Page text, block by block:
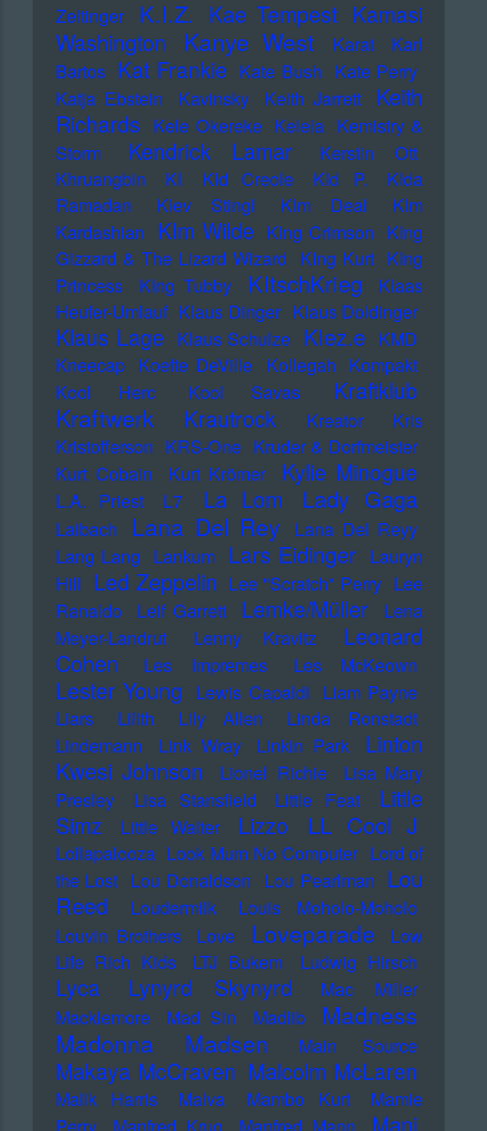
Zeltinger
K.I.Z. Kae Tempest Kamasi
Washington
Kanye West Karat
Karl
Bartos Kat Frankie Kate Bush Kate Perry
Katja Ebstein
Kavinsky Keith Jarrett
Keith
Richards Kele Okereke Kelela Kemistry &
Storm
Kendrick Lamar
Kerstin Ott
Khruangbin
KI KId Creole KId P.
KIda
Ramadan
KIev Stingl KIm Deal
KIm
Kardashian KIm Wilde KIng Crimson KIng
Gizzard & The Lizard Wizard KIng Kurt KIng
Princess
KIng Tubby KItschKrieg
Klaas
Heufer-Umlauf Klaus Dinger Klaus Doldinger
Klaus Lage Klaus Schulze Klez.e KMD
Kneecap Koefte DeVille Kollegah Kompakt
Kool Herc
Kool Savas Kraftklub
Kraftwerk Krautrock Kreator
Kris
Kristofferson KRS-One Kruder & Dorfmeister
Kurt Cobain
Kurt Krömer Kylie Minogue
L.A. Priest L7 La Lom Lady Gaga
Laibach Lana Del Rey
Lana Del Reyy
Lang Lang Lankum Lars Eidinger Lauryn
Hill Led Zeppelin Lee "Scratch" Perry Lee
Ranaldo
Leif Garrett Lemke/Müller
Lena
Meyer-Landrut
Lenny Kravitz
Leonard
Cohen
Les Impremes Les McKeown
Lester Young Lewis Capaldi Liam Payne
Liars
Lilith Lily Allen
Linda Ronstadt
Lindemann
Link Wray Linkin Park
Linton
Kwesi Johnson
Lionel Richie
Lisa Mary
Presley
Lisa Stansfield Little Feat
Little
Simz
Little Walter Lizzo LL Cool J
Lollapalooza Look Mum No Computer Lord of
the Lost Lou Donaldson Lou Pearlman Lou
Reed
Loudermilk
Louis Moholo-Moholo
Louvin Brothers
Love Loveparade
Low
Life Rich Kids
LTJ Bukem Ludwig Hirsch
Lyca Lynyrd Skynyrd
Mac Miller
Macklemore
Mad Sin Madlib
Madness
Madonna
Madsen Main Source
Makaya McCraven Malcolm McLaren
Malik Harris Malva Mambo Kurt
Mamie